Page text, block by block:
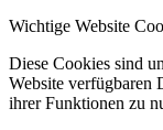
Wichtige Website
Diese Cookies sind
Website verfügbaren
ihrer Funktionen zu